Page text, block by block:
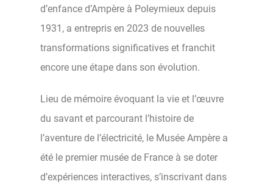
d’enfance d’Ampère à Poleymieux depuis
1931, a entrepris en 2023 de nouvelles
transformations significatives et franchit
encore une étape dans son évolution.
Lieu de mémoire évoquant la vie et l’œuvre
du savant et parcourant l’histoire de
l’aventure de l’électricité, le Musée Ampère a
été le premier musée de France à se doter
d’expériences interactives, s’inscrivant dans